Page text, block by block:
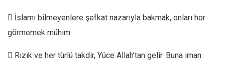
 İslamı bilmeyenlere şefkat nazarıyla bakmak, onları hor
görmemek mühim.
 Rızık ve her türlü takdir, Yüce Allah’tan gelir. Buna iman